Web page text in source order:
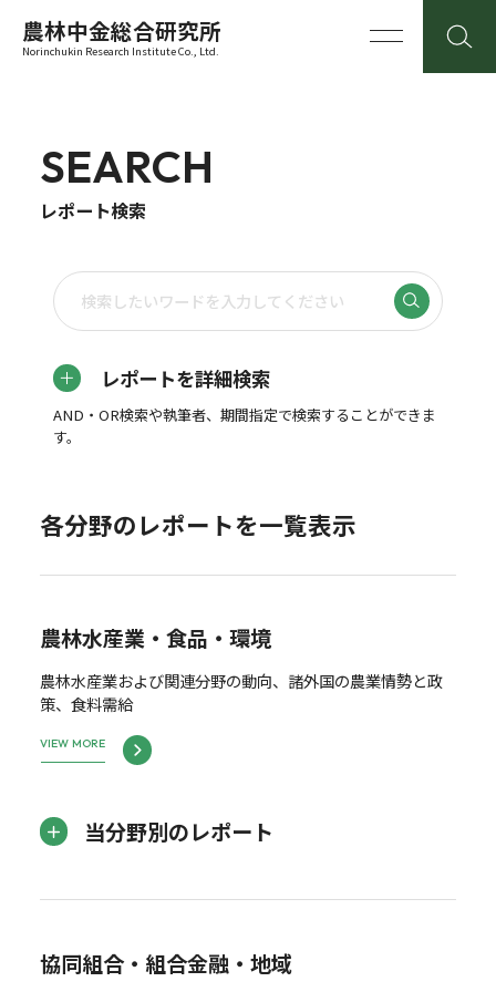
農林中金総合研究所
Norinchukin Research Institute Co., Ltd.
SEARCH
レポート検索
レポートを詳細検索
AND・OR検索や執筆者、期間指定で検索することができま
す。
各分野のレポートを一覧表示
農林水産業・食品・環境
農林水産業および関連分野の動向、諸外国の農業情勢と政
策、食料需給
VIEW MORE
当分野別のレポート
協同組合・組合金融・地域